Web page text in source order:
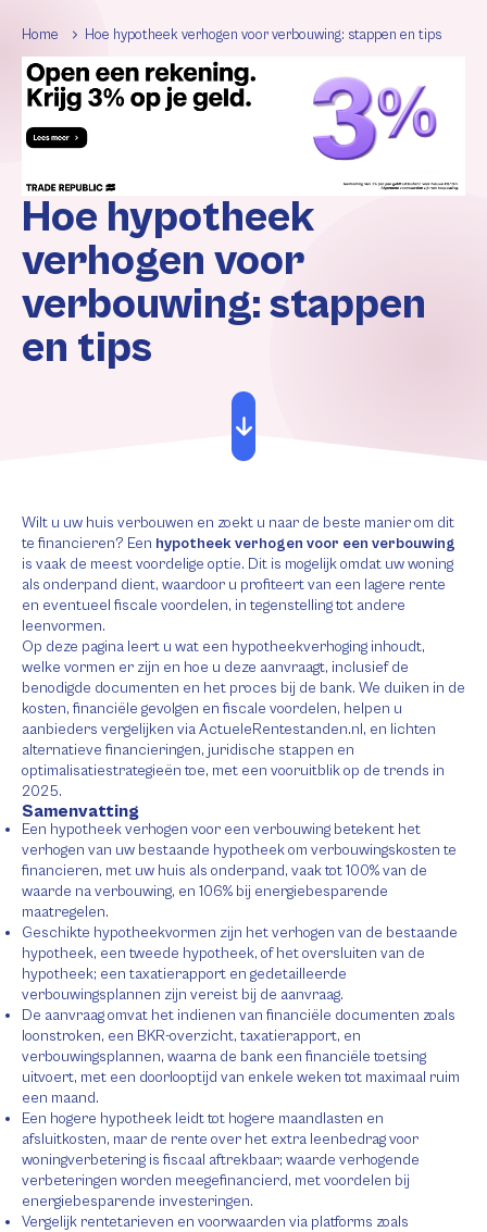
Home Hoe hypotheek verhogen voor verbouwing: stappen en tips
Hoe hypotheek
verhogen voor
verbouwing: stappen
en tips
Wilt u uw huis verbouwen en zoekt u naar de beste manier om dit
te financieren? Een hypotheek verhogen voor een verbouwing
is vaak de meest voordelige optie. Dit is mogelijk omdat uw woning
als onderpand dient, waardoor u profiteert van een lagere rente
en eventueel fiscale voordelen, in tegenstelling tot andere
leenvormen.
Op deze pagina leert u wat een hypotheekverhoging inhoudt,
welke vormen er zijn en hoe u deze aanvraagt, inclusief de
benodigde documenten en het proces bij de bank. We duiken in de
kosten, financiële gevolgen en fiscale voordelen, helpen u
aanbieders vergelijken via ActueleRentestanden.nl, en lichten
alternatieve financieringen, juridische stappen en
optimalisatiestrategieën toe, met een vooruitblik op de trends in
2025.
Samenvatting
Een hypotheek verhogen voor een verbouwing betekent het
verhogen van uw bestaande hypotheek om verbouwingskosten te
financieren, met uw huis als onderpand, vaak tot 100% van de
waarde na verbouwing, en 106% bij energiebesparende
maatregelen.
Geschikte hypotheekvormen zijn het verhogen van de bestaande
hypotheek, een tweede hypotheek, of het oversluiten van de
hypotheek; een taxatierapport en gedetailleerde
verbouwingsplannen zijn vereist bij de aanvraag.
De aanvraag omvat het indienen van financiële documenten zoals
loonstroken, een BKR-overzicht, taxatierapport, en
verbouwingsplannen, waarna de bank een financiële toetsing
uitvoert, met een doorlooptijd van enkele weken tot maximaal ruim
een maand.
Een hogere hypotheek leidt tot hogere maandlasten en
afsluitkosten, maar de rente over het extra leenbedrag voor
woningverbetering is fiscaal aftrekbaar; waarde verhogende
verbeteringen worden meegefinancierd, met voordelen bij
energiebesparende investeringen.
Vergelijk rentetarieven en voorwaarden via platforms zoals